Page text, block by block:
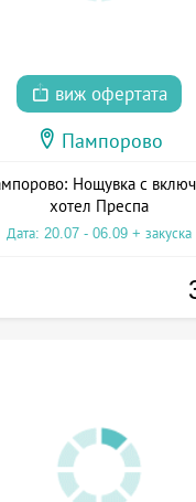
виж офертата
Пампорово
Нощувка с
хотел Преспа
Дата: 20.07 - 06.09 + закуска